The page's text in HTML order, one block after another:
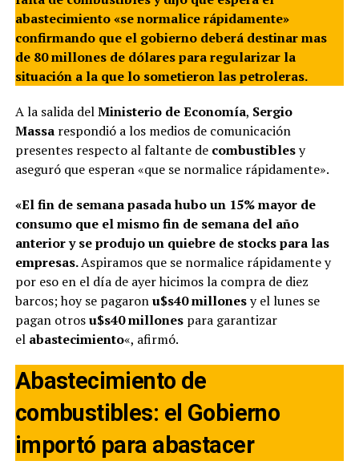
abastecimiento «se normalice rápidamente»
confirmando que el gobierno deberá destinar mas
de 80 millones de dólares para regularizar la
situación a la que lo sometieron las petroleras.
A la salida delMinisterio de Economía, Sergio
Massa respondió a los medios de comunicación
presentes respecto al faltante de combustiblesy
aseguró que esperan «que se normalice rápidamente».
«El fin de semana pasada hubo un 15% mayor de
consumo que el mismo fin de semana del año
anterior y se produjo un quiebre de stocks para las
empresas.Aspiramos que se normalice rápidamente y
por eso en el día de ayer hicimos la compra de diez
barcos; hoy se pagaronu$s40 millonesy el lunes se
pagan otrosu$s40 millonespara garantizar
elabastecimiento«, afirmó.
Abastecimiento de
combustibles: el Gobierno
importó para abastacer